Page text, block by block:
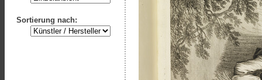
Sortierung nach: